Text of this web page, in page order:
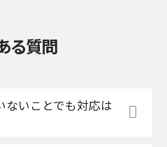
る質問
ないことでも対応は